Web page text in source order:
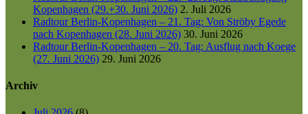
Kopenhagen (29.+30. Juni 2026) 2. Juli 2026
Radtour Berlin-Kopenhagen – 21. Tag: Von Ströby Egede
nach Kopenhagen (28. Juni 2026) 30. Juni 2026
Radtour Berlin-Kopenhagen – 20. Tag: Ausflug nach Koege
(27. Juni 2026) 29. Juni 2026
Archiv